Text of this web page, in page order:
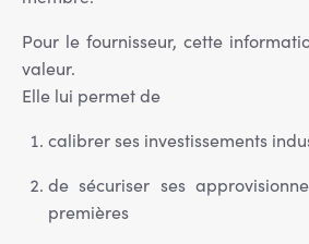
Pour le fournisseur, cette
valeur.
Elle lui permet de
calibrer ses investissements
de sécuriser ses
premières